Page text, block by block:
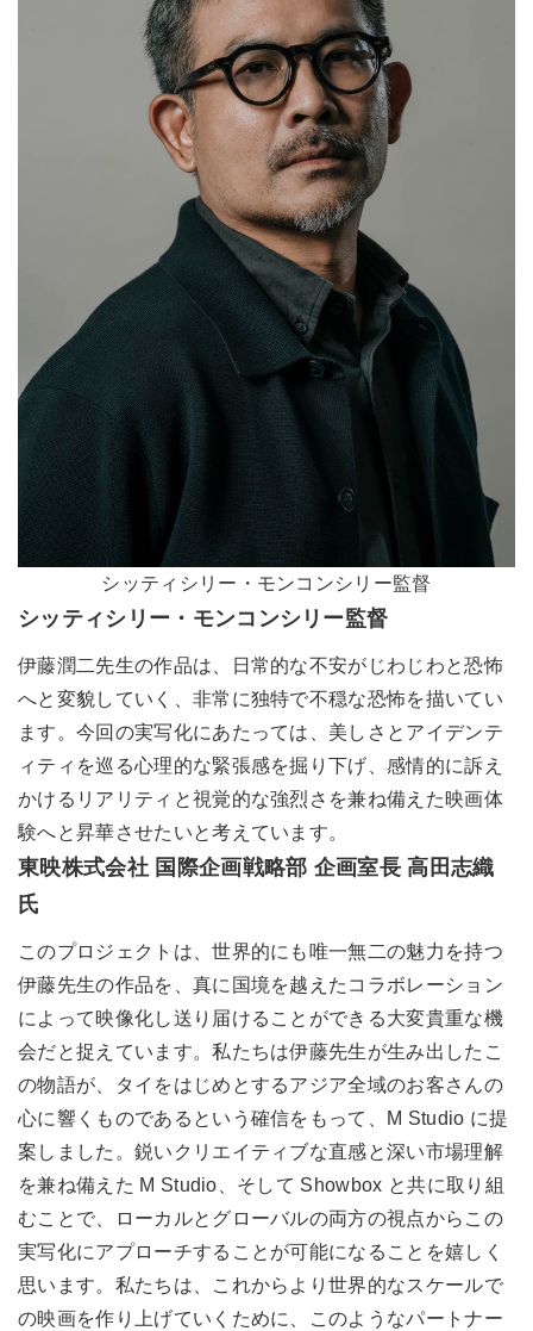
シッティシリー・モンコンシリー監督
シッティシリー・モンコンシリー監督
伊藤潤二先生の作品は、日常的な不安がじわじわと恐怖
へと変貌していく、非常に独特で不穏な恐怖を描いてい
ます。今回の実写化にあたっては、美しさとアイデンテ
ィティを巡る心理的な緊張感を掘り下げ、感情的に訴え
かけるリアリティと視覚的な強烈さを兼ね備えた映画体
験へと昇華させたいと考えています。
東映株式会社 国際企画戦略部 企画室長 高田志織
氏
このプロジェクトは、世界的にも唯一無二の魅力を持つ
伊藤先生の作品を、真に国境を越えたコラボレーション
によって映像化し送り届けることができる大変貴重な機
会だと捉えています。私たちは伊藤先生が生み出したこ
の物語が、タイをはじめとするアジア全域のお客さんの
心に響くものであるという確信をもって、M Studio に提
案しました。鋭いクリエイティブな直感と深い市場理解
を兼ね備えた M Studio、そして Showbox と共に取り組
むことで、ローカルとグローバルの両方の視点からこの
実写化にアプローチすることが可能になることを嬉しく
思います。私たちは、これからより世界的なスケールで
の映画を作り上げていくために、このようなパートナー